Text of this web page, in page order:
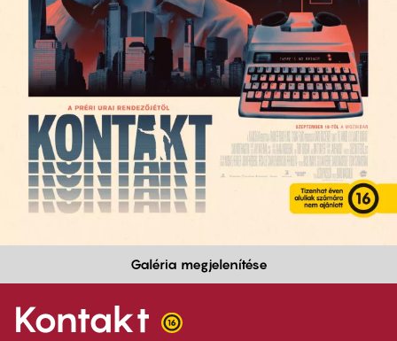
Galéria megjelenítése
Kontakt